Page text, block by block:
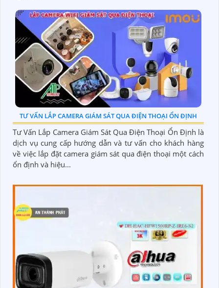
TƯ VẤN LẮP CAMERA GIÁM SÁT QUA ĐIỆN THOẠI ỔN ĐỊNH
Tư Vấn Lắp Camera Giám Sát Qua Điện Thoại Ổn Định là
dịch vụ cung cấp hướng dẫn và tư vấn cho khách hàng
về việc lắp đặt camera giám sát qua điện thoại một cách
ổn định và hiệu...